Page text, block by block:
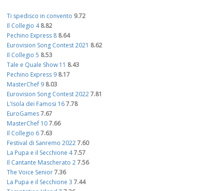
Ti spedisco in convento 9.72
Il Collegio 4 8.82
Pechino Express 8 8.64
Eurovision Song Contest 2021 8.62
Il Collegio 5 8.53
Tale e Quale Show 11 8.43
Pechino Express 9 8.17
MasterChef 9 8.03
Eurovision Song Contest 20227.81
L'Isola dei Famosi 167.78
EuroGames7.67
MasterChef 107.66
Il Collegio 67.63
Festival di Sanremo 20227.60
La Pupa e il Secchione 47.57
Il Cantante Mascherato 27.56
The Voice Senior7.36
La Pupa e il Secchione 3 7.44